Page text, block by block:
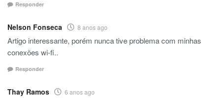
Responder
Nelson Fonseca 8 anos ago
Artigo interessante, porém nunca tive problema com minhas
conexões wi-fi..
Responder
Thay Ramos 6 anos ago